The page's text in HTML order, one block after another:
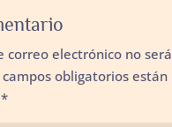
correo electrónico no será
campos obligatorios están
*